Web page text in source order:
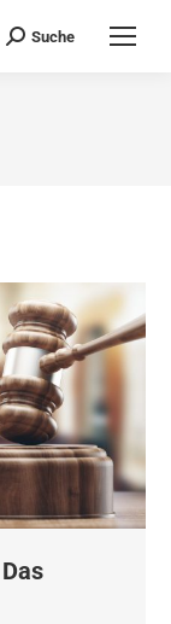
Search:
Suche